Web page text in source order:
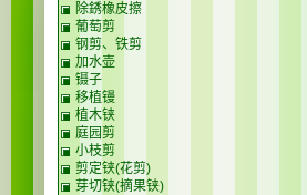
除銹橡皮擦
葡萄剪
钢剪、铁剪
加水壶
镊子
移植镘
植木铗
庭园剪
小枝剪
剪定铗(花剪)
芽切铗(摘果铗)